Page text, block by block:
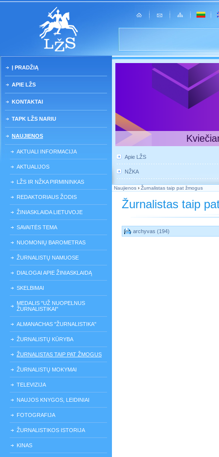
Į PRADŽIĄ
APIE LŽS
KONTAKTAI
TAPK LŽS NARIU
NAUJIENOS
AKTUALI INFORMACIJA
AKTUALIJOS
LŽS IR NŽKA PIRMININKAS
REDAKTORIAUS ŽODIS
ŽINIASKLAIDA LIETUVOJE
SAVAITĖS TEMA
NUOMONIŲ BAROMETRAS
ŽURNALISTŲ NAMUOSE
DIALOGAI APIE ŽINIASKLAIDĄ
SKELBIMAI
MEDALIS "UŽ NUOPELNUS
ŽURNALISTIKAI"
ALMANACHAS "ŽURNALISTIKA"
ŽURNALISTŲ KŪRYBA
ŽURNALISTAS TAIP PAT ŽMOGUS
ŽURNALISTŲ MOKYMAI
TELEVIZIJA
NAUJOS KNYGOS, LEIDINIAI
FOTOGRAFIJA
ŽURNALISTIKOS ISTORIJA
KINAS
Apie LŽS
NŽKA
Naujienos › Žurnalistas taip pat žmogus
Žurnalistas taip
archyvas (194)